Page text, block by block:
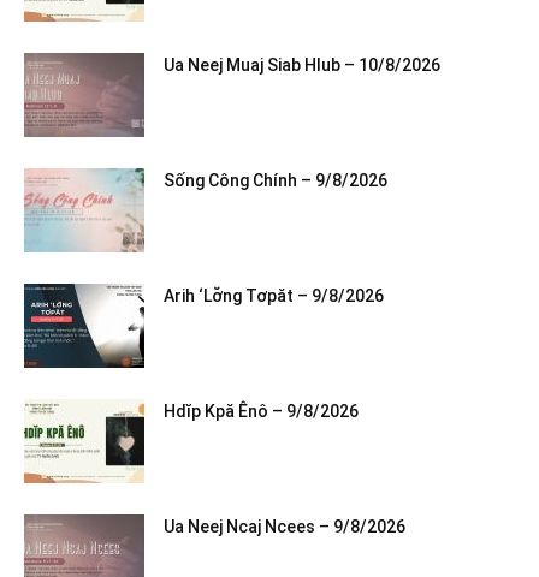
Ua Neej Muaj Siab Hlub – 10/8/2026
Sống Công Chính – 9/8/2026
Arih ‘Lơ̆ng Tơpăt – 9/8/2026
Hdĭp Kpă Ênô – 9/8/2026
Ua Neej Ncaj Ncees – 9/8/2026